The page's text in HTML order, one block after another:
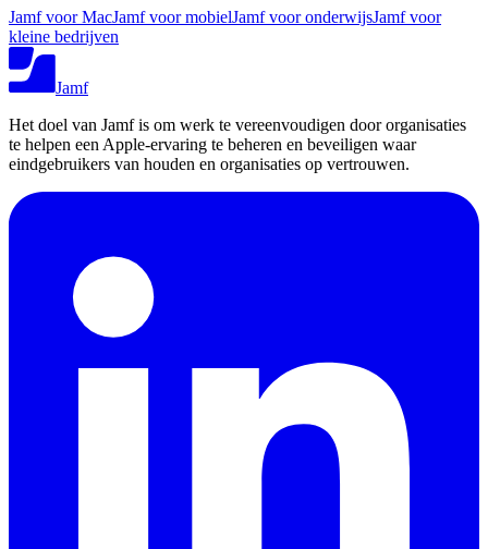
Jamf voor MacJamf voor mobielJamf voor onderwijsJamf voor
kleine bedrijven
Jamf
Het doel van Jamf is om werk te vereenvoudigen door organisaties
te helpen een Apple-ervaring te beheren en beveiligen waar
eindgebruikers van houden en organisaties op vertrouwen.